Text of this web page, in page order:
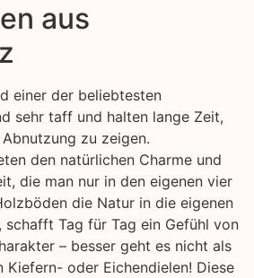
aus
einer der beliebtesten
sehr taff und halten lange Zeit,
zu zeigen.
den natürlichen Charme und
die man nur in den eigenen vier
die Natur in die eigenen
schafft Tag für Tag ein Gefühl von
– besser geht es nicht als
Kiefern- oder Eichendielen! Diese